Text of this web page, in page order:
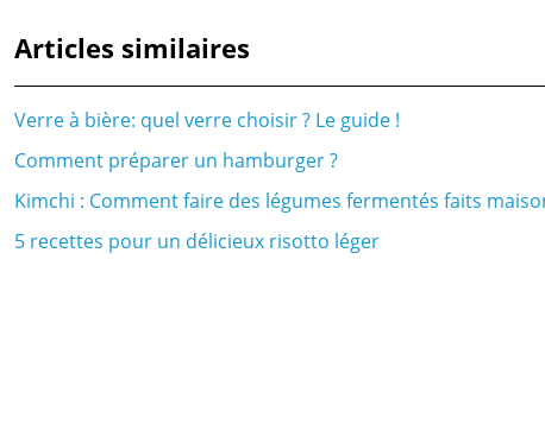
Articles similaires
Verre à bière: quel verre choisir ? Le guide !
Comment préparer un hamburger ?
Kimchi : Comment faire des légumes fermentés faits
5 recettes pour un délicieux risotto léger